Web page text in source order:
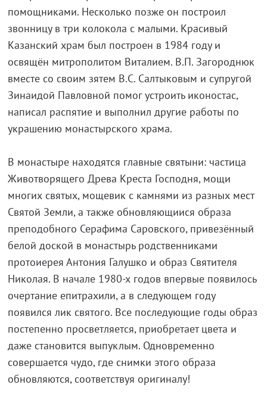
помощниками. Несколько позже он построил
звонницу в три колокола с малыми. Красивый
Казанский храм был построен в 1984 году и
освящён митрополитом Виталием. В.П. Загороднюк
вместе со своим зятем В.С. Салтыковым и супругой
Зинаидой Павловной помог устроить иконостас,
написал распятие и выполнил другие работы по
украшению монастырского храма.
В монастыре находятся главные святыни: частица
Животворящего Древа Креста Господня, мощи
многих святых, мощевик с камнями из разных мест
Святой Земли, а также обновляющиися образа
преподобного Серафима Саровского, привезённый
белой доской в монастырь родственниками
протоиерея Антония Галушко и образ Святителя
Николая. В начале 1980-х годов впервые появилось
очертание епитрахили, а в следующем году
появился лик святого. Все последующие годы образ
постепенно просветляется, приобретает цвета и
даже становится выпуклым. Одновременно
совершается чудо, где снимки этого образа
обновляются, соответствуя оригиналу!